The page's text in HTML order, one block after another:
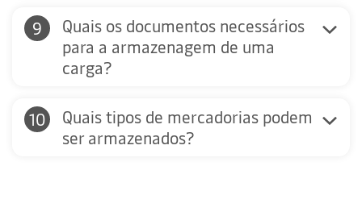
Quais os documentos necessários
para a armazenagem de uma
carga?
Quais tipos de mercadorias podem
ser armazenados?